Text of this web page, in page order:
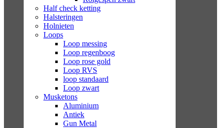
Half check ketting
Halsteringen
Holnieten
Loops
Loop messing
Loop regenboog
Loop rose gold
Loop RVS
loop standaard
Loop zwart
Musketons
Aluminium
Antiek
Gun Metal